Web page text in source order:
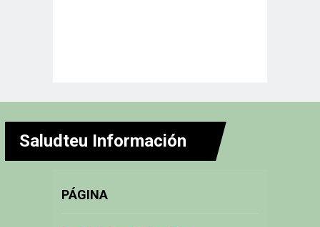
Saludteu Información
PÁGINA